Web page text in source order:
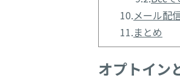
10.メール配
11.まとめ
オプトイン